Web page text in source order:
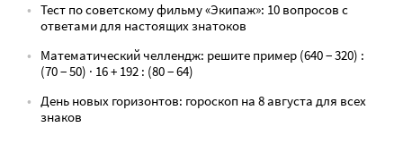
Тест по советскому фильму «Экипаж»: 10 вопросов с
ответами для настоящих знатоков
Математический челлендж: решите пример (640 − 320) :
(70 − 50) · 16 + 192 : (80 − 64)
День новых горизонтов: гороскоп на 8 августа для всех
знаков